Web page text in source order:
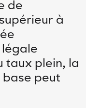
de
à
légale
taux plein, la
peut